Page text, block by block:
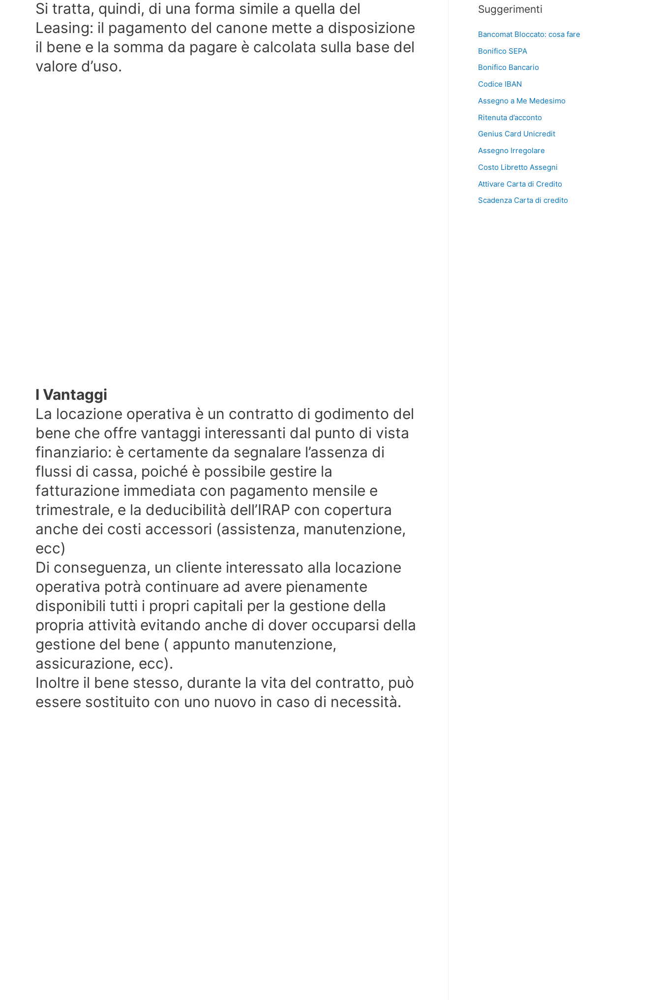
Si tratta, quindi, di una forma simile a quella del
Leasing: il pagamento del canone mette a disposizione
il bene e la somma da pagare è calcolata sulla base del
valore d’uso.
I Vantaggi
La locazione operativa è un contratto di godimento del
bene che offre vantaggi interessanti dal punto di vista
finanziario: è certamente da segnalare l’assenza di
flussi di cassa, poiché è possibile gestire la
fatturazione immediata con pagamento mensile e
trimestrale, e la deducibilità dell’IRAP con copertura
anche dei costi accessori (assistenza, manutenzione,
ecc)
Di conseguenza, un cliente interessato alla locazione
operativa potrà continuare ad avere pienamente
disponibili tutti i propri capitali per la gestione della
propria attività evitando anche di dover occuparsi della
gestione del bene ( appunto manutenzione,
assicurazione, ecc).
Inoltre il bene stesso, durante la vita del contratto, può
essere sostituito con uno nuovo in caso di necessità.
Suggerimenti
Bancomat Bloccato: cosa fare
Bonifico SEPA
Bonifico Bancario
Codice IBAN
Assegno a Me Medesimo
Ritenuta d’acconto
Genius Card Unicredit
Assegno Irregolare
Costo Libretto Assegni
Attivare Carta di Credito
Scadenza Carta di credito